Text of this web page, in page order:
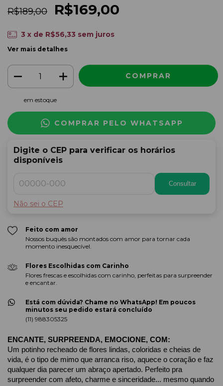
R$189,00 R$169,00
3 x de R$56,33 sem juros
Ver mais detalhes
em estoque
COMPRAR PELO WHATSAPP
Digite o CEP para verificar os horários
disponíveis
Consultar
Não sei o CEP
Feito com amor
Nossos buquês são montados com amor para tornar cada
momento inesquecível.
Flores Escolhidas com Carinho
Flores frescas e escolhidas com carinho, perfeitas para surpreender
e encantar.
Está com dúvida? Chame no WhatsApp! Em poucos
minutos seu pedido estará concluído
(11) 988305325
ENCANTE, SURPREENDA, EMOCIONE, COM:
Um potinho recheado de flores lindas, coloridas e cheias de
vida, é o tipo de mimo que arranca riso, aquece o coração e faz
qualquer dia parecer um abraço apertado. Perfeito pra
surpreender com afeto, charme e sinceridade... mesmo quando